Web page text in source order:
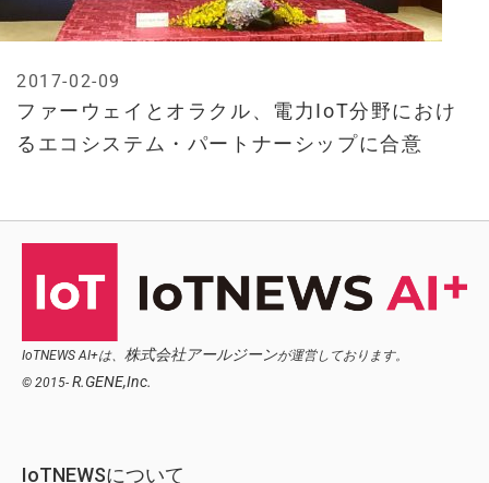
ファーウェイとオラクル、電力IoT分野におけ
るエコシステム・パートナーシップに合意
2017-02-09
IoTNEWS AI+は、 株式会社アールジーンが運営しております。
© 2015- R.GENE,Inc.
IoTNEWSについて